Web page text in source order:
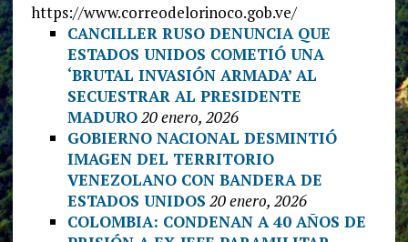
https://www.correodelorinoco.gob.ve/
CANCILLER RUSO DENUNCIA QUE
ESTADOS UNIDOS COMETIÓ UNA
‘BRUTAL INVASIÓN ARMADA’ AL
SECUESTRAR AL PRESIDENTE
MADURO 20 enero, 2026
GOBIERNO NACIONAL DESMINTIÓ
IMAGEN DEL TERRITORIO
VENEZOLANO CON BANDERA DE
ESTADOS UNIDOS 20 enero, 2026
COLOMBIA: CONDENAN A 40 AÑOS DE